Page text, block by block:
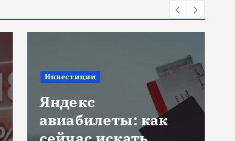
Инвестиции
Яндекс
авиабилеты: как